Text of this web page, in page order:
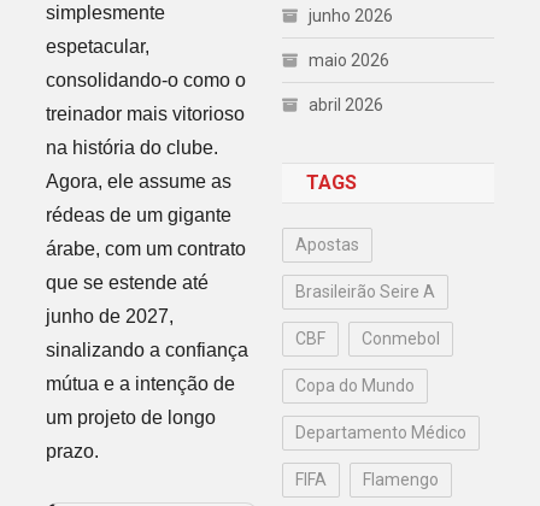
simplesmente
espetacular,
consolidando-o como o
treinador mais vitorioso
na história do clube.
Agora, ele assume as
rédeas de um gigante
árabe, com um contrato
que se estende até
junho de 2027,
sinalizando a confiança
mútua e a intenção de
um projeto de longo
prazo.
junho 2026
maio 2026
abril 2026
TAGS
Apostas
Brasileirão Seire A
CBF Conmebol
Copa do Mundo
Departamento Médico
FIFA Flamengo